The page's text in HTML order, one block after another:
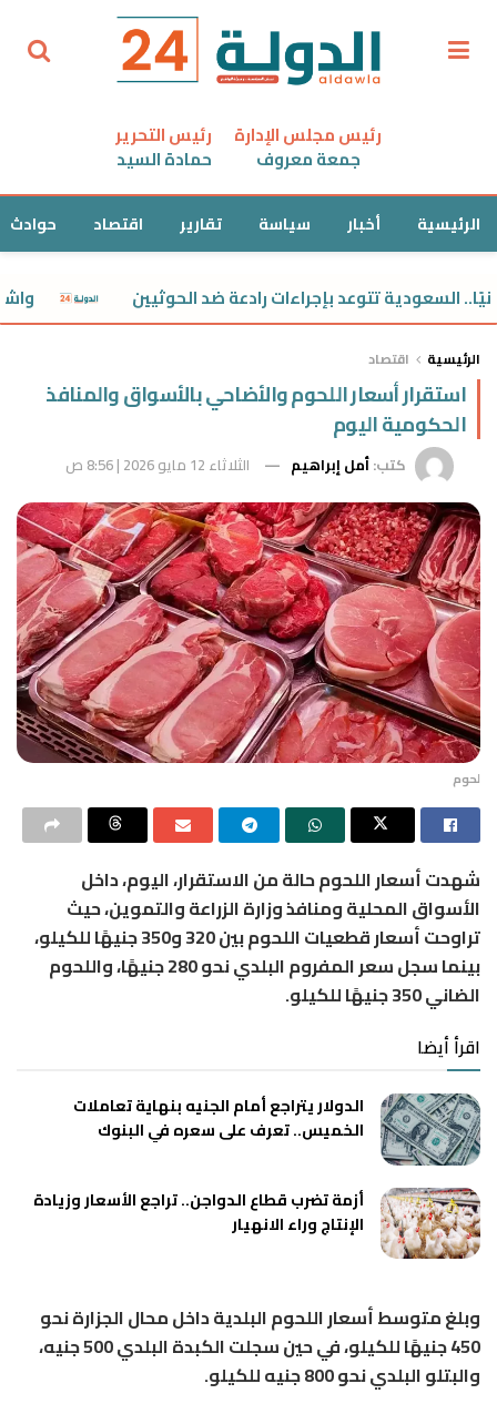
رئيس مجلس الإدارة
جمعة معروف
رئيس التحرير
حمادة السيد
الرئيسية أخبار سياسة تقارير اقتصاد حوادث
واشنطن
الرئيسية اقتصاد
استقرار أسعار اللحوم والأضاحي بالأسواق والمنافذ
الحكومية اليوم
كتب:أمل إبراهيم الثلاثاء 12 مايو 2026 | 8:56 ص
لحوم
شهدت أسعار اللحوم حالة من الاستقرار، اليوم، داخل
الأسواق المحلية ومنافذ وزارة الزراعة والتموين، حيث
تراوحت أسعار قطعيات اللحوم بين 320 و350 جنيهًا للكيلو،
بينما سجل سعر المفروم البلدي نحو 280 جنيهًا، واللحوم
الضاني 350 جنيهًا للكيلو.
اقرأ أيضا
الدولار يتراجع أمام الجنيه بنهاية تعاملات
الخميس.. تعرف على سعره في البنوك
أزمة تضرب قطاع الدواجن.. تراجع الأسعار وزيادة
الإنتاج وراء الانهيار
وبلغ متوسط أسعار اللحوم البلدية داخل محال الجزارة نحو
450 جنيهًا للكيلو، في حين سجلت الكبدة البلدي 500 جنيه،
والبتلو البلدي نحو 800 جنيه للكيلو.